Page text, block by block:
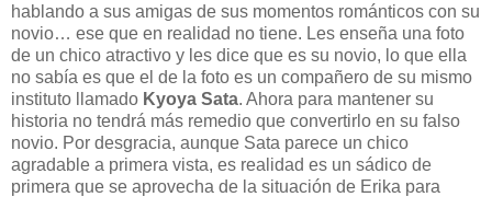
hablando a sus amigas de sus momentos románticos con su
novio… ese que en realidad no tiene. Les enseña una foto
de un chico atractivo y les dice que es su novio, lo que ella
no sabía es que el de la foto es un compañero de su mismo
instituto llamado Kyoya Sata. Ahora para mantener su
historia no tendrá más remedio que convertirlo en su falso
novio. Por desgracia, aunque Sata parece un chico
agradable a primera vista, es realidad es un sádico de
primera que se aprovecha de la situación de Erika para